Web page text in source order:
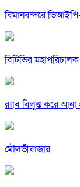
বিমানবন্দরে
বিটিভির
র‍্যাব বিলুপ্ত করে আনা
মৌলভীবাজার